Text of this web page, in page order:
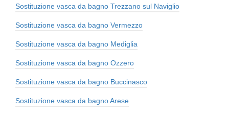
Sostituzione vasca da bagno Trezzano sul Naviglio
Sostituzione vasca da bagno Vermezzo
Sostituzione vasca da bagno Mediglia
Sostituzione vasca da bagno Ozzero
Sostituzione vasca da bagno Buccinasco
Sostituzione vasca da bagno Arese